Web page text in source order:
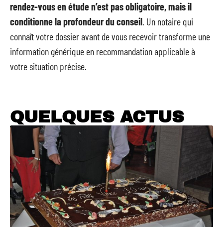
rendez-vous en étude n’est pas obligatoire, mais il
conditionne la profondeur du conseil. Un notaire qui
connaît votre dossier avant de vous recevoir transforme une
information générique en recommandation applicable à
votre situation précise.
QUELQUES ACTUS